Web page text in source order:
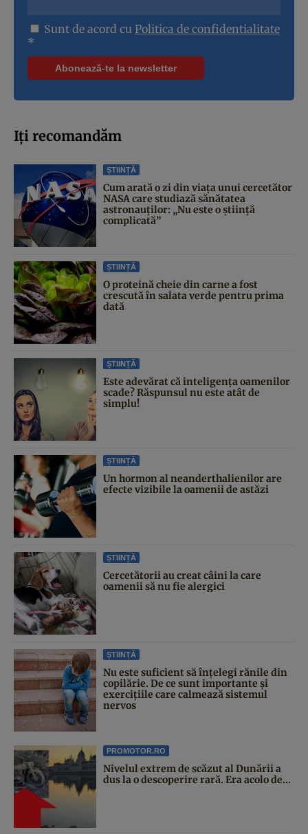
Sunt de acord cu Politica de confidentialitate
*
Iți recomandăm
ȘTIINȚĂ
Cum arată o zi din viața unui cercetător
NASA care studiază sănătatea
astronauților: „Nu este o știință
complicată”
ȘTIINȚĂ
O proteină cheie din carne a fost
crescută în salata verde pentru prima
dată
ȘTIINȚĂ
Este adevărat că inteligența oamenilor
scade? Răspunsul nu este atât de
simplu!
ȘTIINȚĂ
Un hormon al neanderthalienilor are
efecte vizibile la oamenii de astăzi
ȘTIINȚĂ
Cercetătorii au creat câini la care
oamenii să nu fie alergici
ȘTIINȚĂ
Nu este suficient să înțelegi rănile din
copilărie. De ce sunt importante și
exercițiile care calmează sistemul
nervos
PROMOTOR.RO
Nivelul extrem de scăzut al Dunării a
dus la o descoperire rară. Era acolo de...